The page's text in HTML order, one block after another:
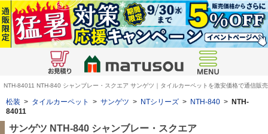
NTH-84011 NTH-840 シャンブレー・スクエア サンゲツ｜タイルカーペットを激安価格で通信販売
松装 > タイルカーペット > サンゲツ > NTシリーズ > NTH-840 > NTH-
84011
サンゲツ NTH-840 シャンブレー・スクエア